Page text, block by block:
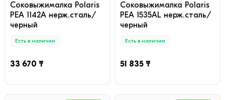
Соковыжималка Polaris
PEA 1142A нерж.сталь/
черный
Есть в наличии
33 670 ₸
Соковыжималка Polaris
PEA 1535AL нерж.сталь/
черный
Есть в наличии
51 835 ₸